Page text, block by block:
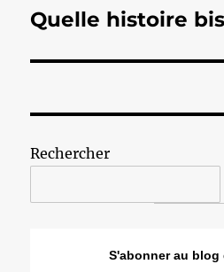
Publication
Quelle histoire
Rechercher
S'abonner au blog